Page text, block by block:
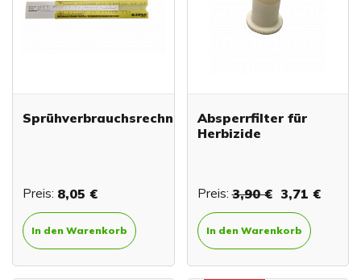
Sprühverbrauchsrechner
Preis: 8,05 €
In den Warenkorb
Absperrfilter für
Herbizide
Preis: 3,90 € 3,71 €
In den Warenkorb